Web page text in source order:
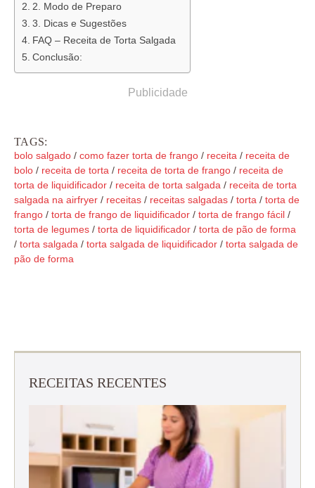
2. Modo de Preparo
3. Dicas e Sugestões
FAQ – Receita de Torta Salgada
Conclusão:
Publicidade
TAGS:
bolo salgado / como fazer torta de frango / receita / receita de
bolo / receita de torta / receita de torta de frango / receita de
torta de liquidificador / receita de torta salgada / receita de torta
salgada na airfryer / receitas / receitas salgadas / torta / torta de
frango / torta de frango de liquidificador / torta de frango fácil /
torta de legumes / torta de liquidificador / torta de pão de forma
/ torta salgada / torta salgada de liquidificador / torta salgada de
pão de forma
RECEITAS RECENTES